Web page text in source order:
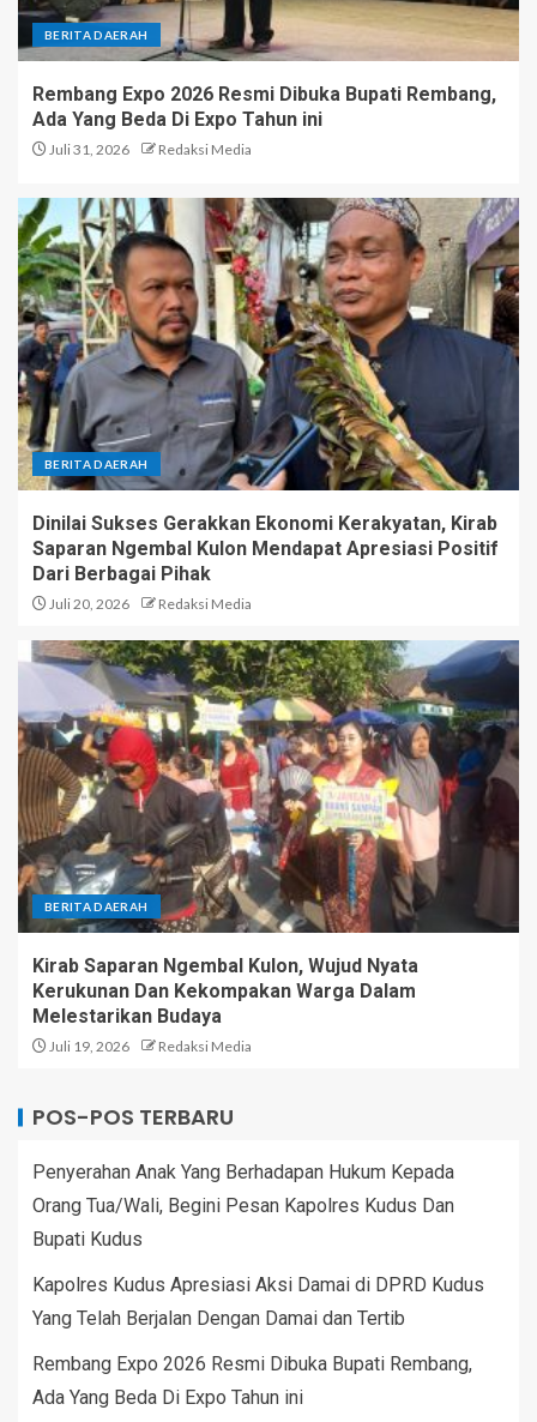
BERITA DAERAH
Rembang Expo 2026 Resmi Dibuka Bupati Rembang,
Ada Yang Beda Di Expo Tahun ini
Juli 31, 2026 Redaksi Media
BERITA DAERAH
Dinilai Sukses Gerakkan Ekonomi Kerakyatan, Kirab
Saparan Ngembal Kulon Mendapat Apresiasi Positif
Dari Berbagai Pihak
Juli 20, 2026 Redaksi Media
BERITA DAERAH
Kirab Saparan Ngembal Kulon, Wujud Nyata
Kerukunan Dan Kekompakan Warga Dalam
Melestarikan Budaya
Juli 19, 2026 Redaksi Media
POS-POS TERBARU
Penyerahan Anak Yang Berhadapan Hukum Kepada
Orang Tua/Wali, Begini Pesan Kapolres Kudus Dan
Bupati Kudus
Kapolres Kudus Apresiasi Aksi Damai di DPRD Kudus
Yang Telah Berjalan Dengan Damai dan Tertib
Rembang Expo 2026 Resmi Dibuka Bupati Rembang,
Ada Yang Beda Di Expo Tahun ini